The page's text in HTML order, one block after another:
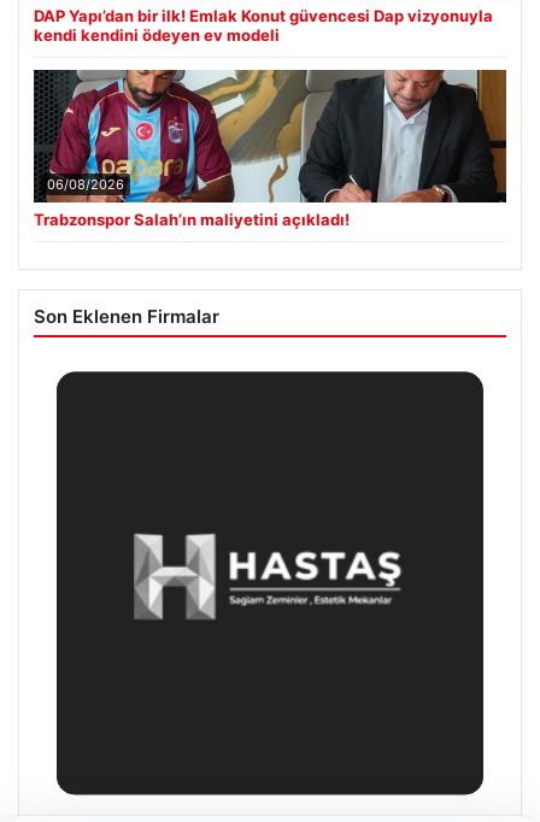
DAP Yapı’dan bir ilk! Emlak Konut güvencesi Dap vizyonuyla
kendi kendini ödeyen ev modeli
06/08/2026
Trabzonspor Salah’ın maliyetini açıkladı!
Son Eklenen Firmalar